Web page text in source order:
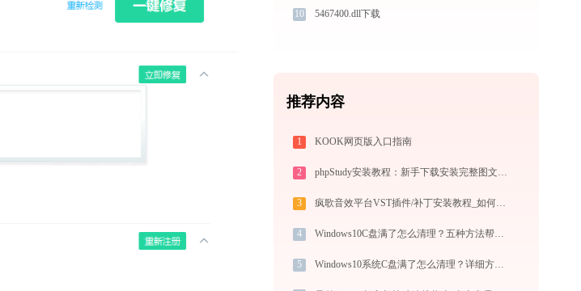
10 5467400.dll下载
推荐内容
1 KOOK网页版入口指南
2 phpStudy安装教程：新手下载安装完整图文步骤
3 疯歌音效平台VST插件/补丁安装教程_如何加载插件效果包
4 Windows10C盘满了怎么清理？五种方法帮你解决问题
5 Windows10系统C盘满了怎么清理？详细方法解析